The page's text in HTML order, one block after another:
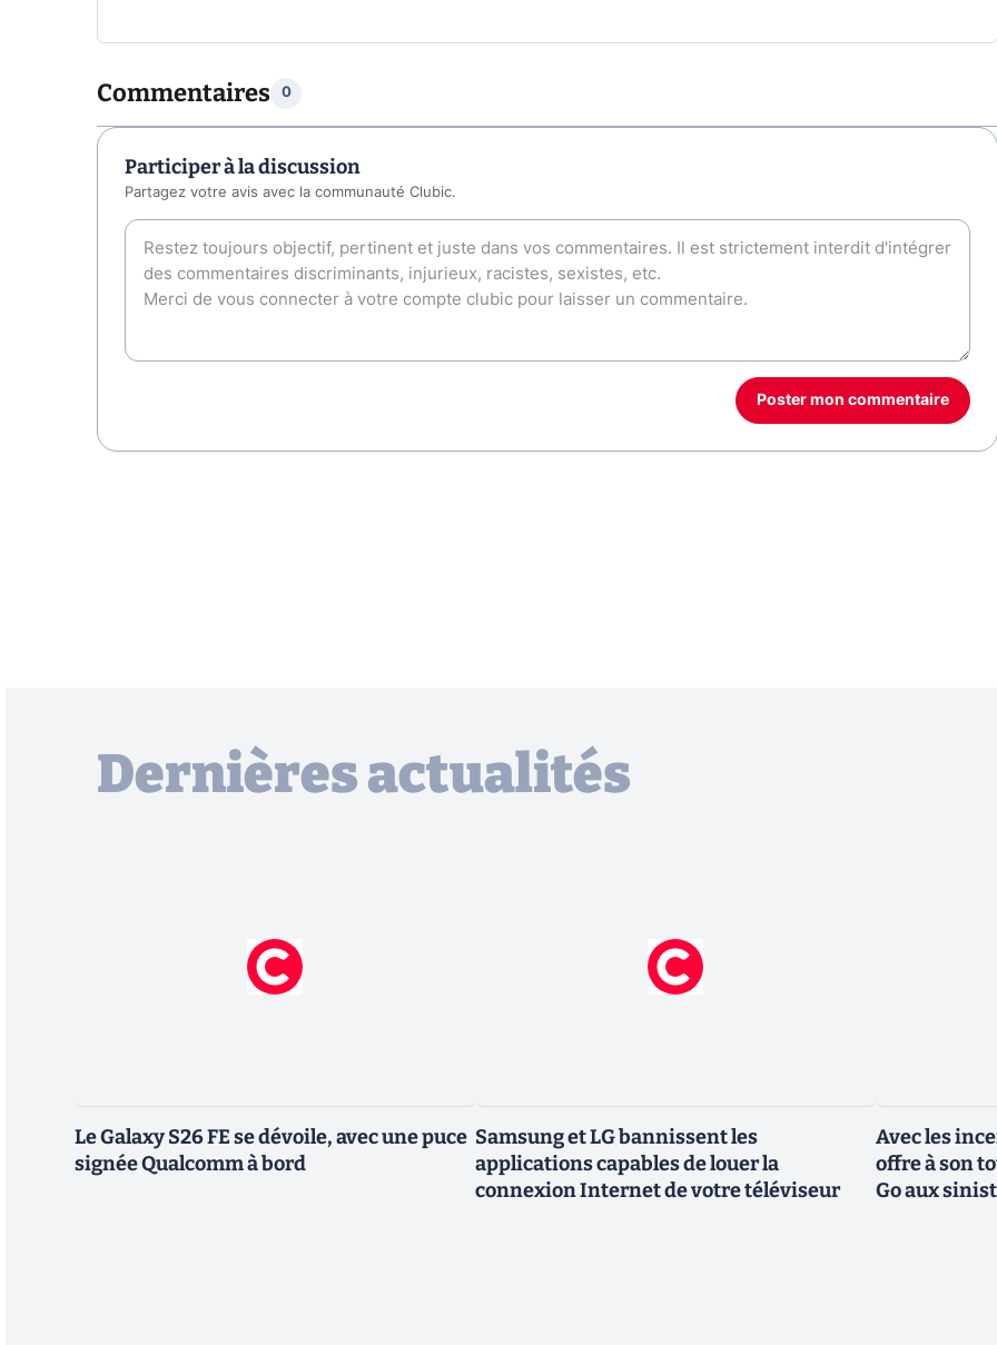
Commentaires 0
Participer à la discussion
Partagez votre avis avec la communauté Clubic.
Poster mon commentaire
Dernières actualités
Le Galaxy S26 FE se dévoile, avec une puce
signée Qualcomm à bord
Samsung et LG bannissent les
applications capables de louer la
connexion Internet de votre téléviseur
Avec les
offre à son
Go aux